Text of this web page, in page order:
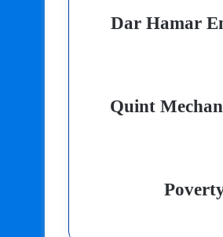
Dar Hamar
Quint